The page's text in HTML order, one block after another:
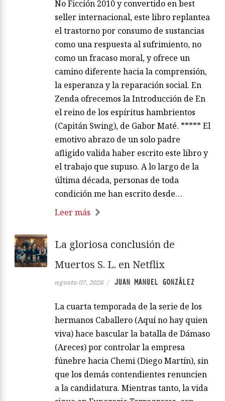
No Ficción 2010 y convertido en best
seller internacional, este libro replantea
el trastorno por consumo de sustancias
como una respuesta al sufrimiento, no
como un fracaso moral, y ofrece un
camino diferente hacia la comprensión,
la esperanza y la reparación social. En
Zenda ofrecemos la Introducción de En
el reino de los espíritus hambrientos
(Capitán Swing), de Gabor Maté. ***** El
emotivo abrazo de un solo padre
afligido valida haber escrito este libro y
el trabajo que supuso. A lo largo de la
última década, personas de toda
condición me han escrito desde…
Leer más
La gloriosa conclusión de
Muertos S. L. en Netflix
agosto 07, 2026 / JUAN MANUEL GONZÁLEZ
La cuarta temporada de la serie de los
hermanos Caballero (Aquí no hay quien
viva) hace bascular la batalla de Dámaso
(Areces) por controlar la empresa
fúnebre hacia Chemi (Diego Martín), sin
que los demás contendientes renuncien
a la candidatura. Mientras tanto, la vida